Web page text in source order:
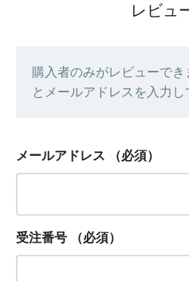
レビュ
購入者のみがレビューで
とメールアドレスを入力し
メールアドレス （必須）
受注番号 （必須）